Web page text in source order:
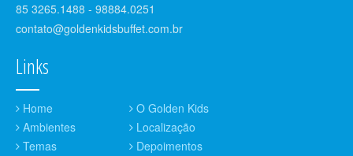
85 3265.1488 - 98884.0251
contato@goldenkidsbuffet.com.br
Links
Home
O Golden Kids
Ambientes
Localização
Temas
Depoimentos